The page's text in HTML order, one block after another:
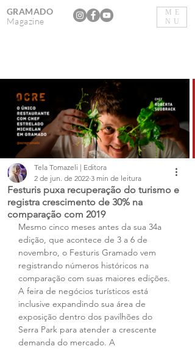
ME
NU
GRAMADO
Magazine
Festuris puxa recuperação do turismo e
registra crescimento de 30% na
comparação com 2019
Tela Tomazeli | Editora
2 de jun. de 2022 3 min de leitura
Mesmo cinco meses antes da sua 34a
edição, que acontece de 3 a 6 de
novembro, o Festuris Gramado vem
registrando números históricos na
comparação com suas maiores edições.
A feira de negócios turísticos está
inclusive expandindo sua área de
exposição dentro dos pavilhões do
Serra Park para atender a crescente
demanda do mercado. A